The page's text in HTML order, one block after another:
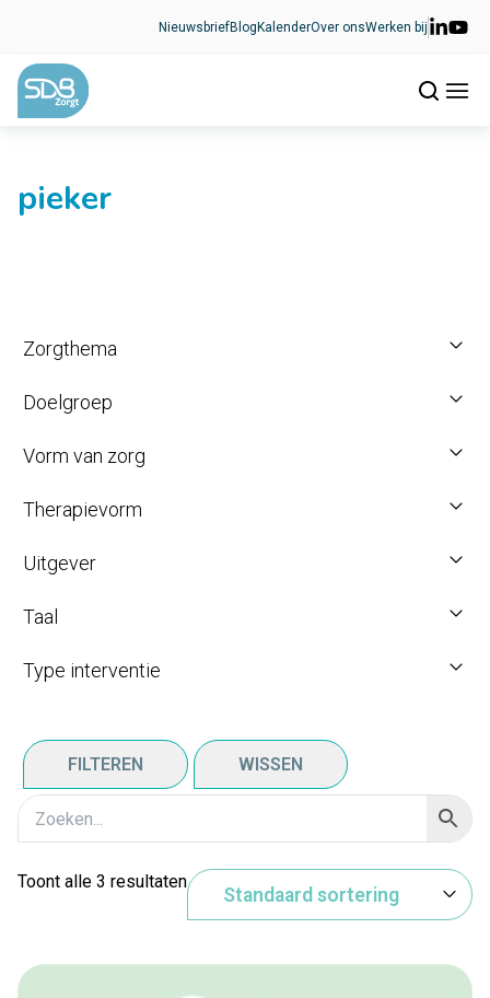
NieuwsbriefBlog KalenderOver onsWerken bij
pieker
Zorgthema
Doelgroep
Vorm van zorg
Therapievorm
Uitgever
Taal
Type interventie
FILTEREN WISSEN
Toont alle 3 resultaten